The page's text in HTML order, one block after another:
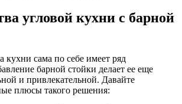
угловой кухни с барной
кухни сама по себе имеет ряд
барной стойки делает ее еще
и привлекательной. Давайте
плюсы такого решения: